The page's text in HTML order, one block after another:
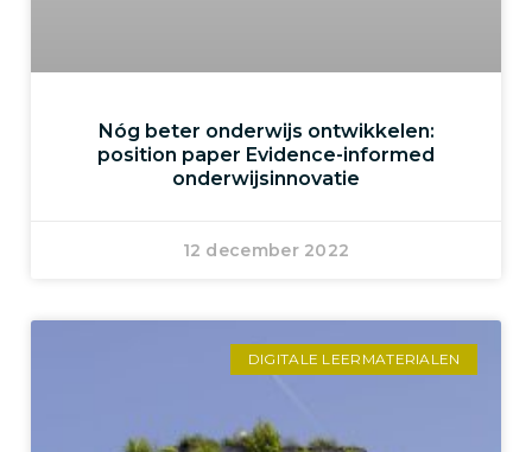
Nóg beter onderwijs ontwikkelen:
position paper Evidence-informed
onderwijsinnovatie
12 december 2022
DIGITALE LEERMATERIALEN